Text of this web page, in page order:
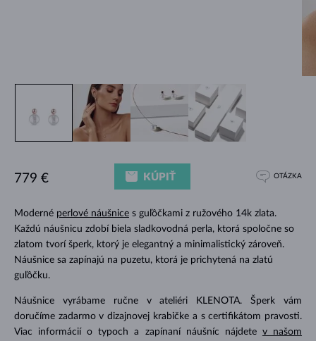
Moderné perlové náušnices guľôčkami z ružového 14k zlata.
Každú náušnicu zdobí biela sladkovodná perla, ktorá spoločne so
zlatom tvorí šperk, ktorý je elegantný a minimalistický zároveň.
Náušnice sa zapínajú na puzetu, ktorá je prichytená na zlatú
guľôčku.
Náušnice vyrábame ručne v ateliéri KLENOTA. Šperk vám
doručíme zadarmo v dizajnovej krabičke a s certifikátom pravosti.
Viac informácií o typoch a zapínaní náušníc nájdete v našom
779 € KÚPIŤ OTÁZKA